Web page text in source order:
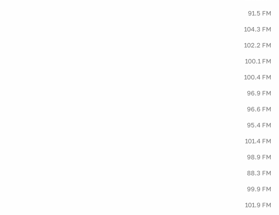
91.5 FM
104.3 FM
102.2 FM
100.1 FM
100.4 FM
96.9 FM
96.6 FM
95.4 FM
101.4 FM
98.9 FM
88.3 FM
99.9 FM
101.9 FM